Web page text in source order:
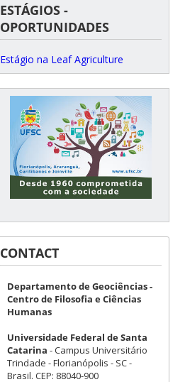
ESTÁGIOS -
OPORTUNIDADES
Estágio na Leaf Agriculture
CONTACT
Departamento de Geociências -
Centro de Filosofia e Ciências
Humanas
Universidade Federal de Santa
Catarina - Campus Universitário
Trindade - Florianópolis - SC -
Brasil. CEP: 88040-900